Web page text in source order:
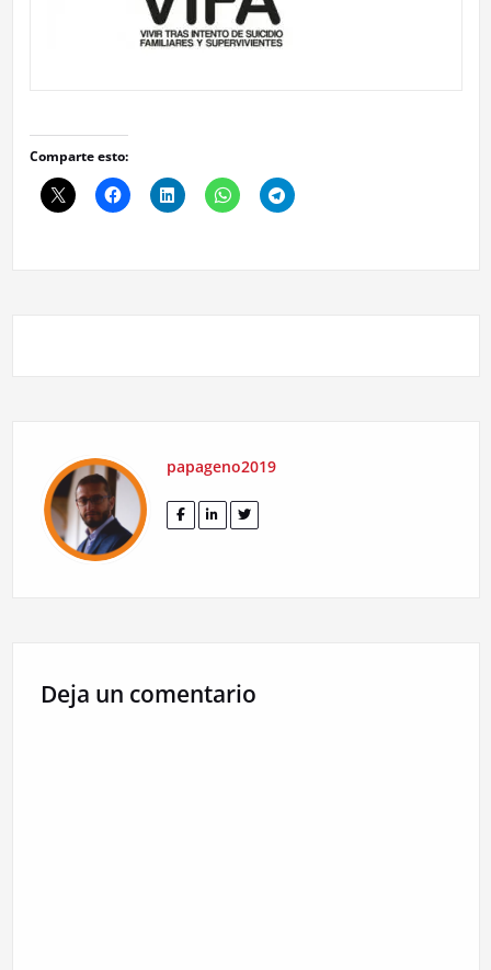
Comparte esto:
papageno2019
Deja un comentario